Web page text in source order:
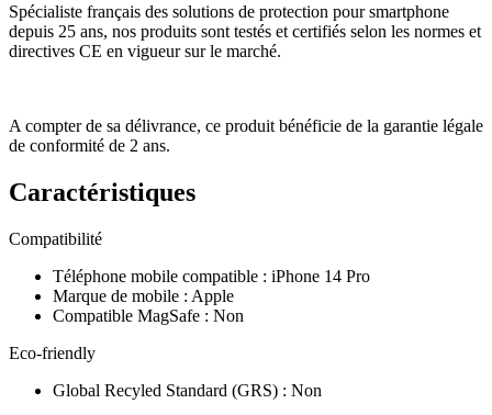
Spécialiste français des solutions de protection pour smartphone
depuis 25 ans, nos produits sont testés et certifiés selon les normes et
directives CE en vigueur sur le marché.
A compter de sa délivrance, ce produit bénéficie de la garantie légale
de conformité de 2 ans.
Caractéristiques
Compatibilité
Téléphone mobile compatible : iPhone 14 Pro
Marque de mobile : Apple
Compatible MagSafe : Non
Eco-friendly
Global Recyled Standard (GRS) : Non